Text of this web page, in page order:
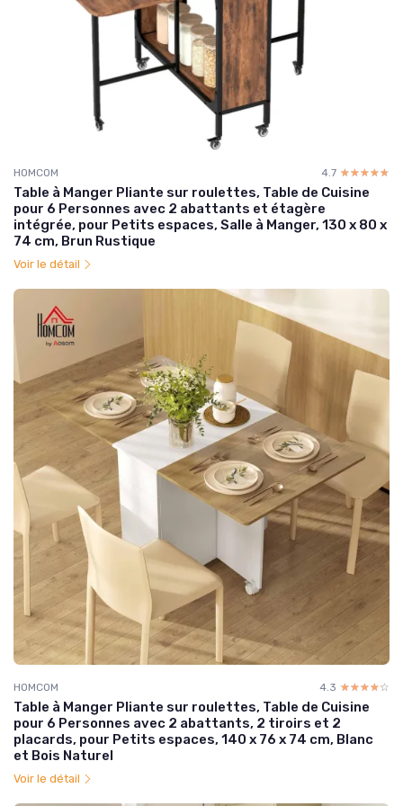
HOMCOM 4.7 ☆☆☆☆☆
★★★★★
Table à Manger Pliante sur roulettes, Table de Cuisine
pour 6 Personnes avec 2 abattants et étagère
intégrée, pour Petits espaces, Salle à Manger, 130 x 80 x
74 cm, Brun Rustique
Voir le détail
HOMCOM 4.3 ☆☆☆☆☆
★★★★★
Table à Manger Pliante sur roulettes, Table de Cuisine
pour 6 Personnes avec 2 abattants, 2 tiroirs et 2
placards, pour Petits espaces, 140 x 76 x 74 cm, Blanc
et Bois Naturel
Voir le détail